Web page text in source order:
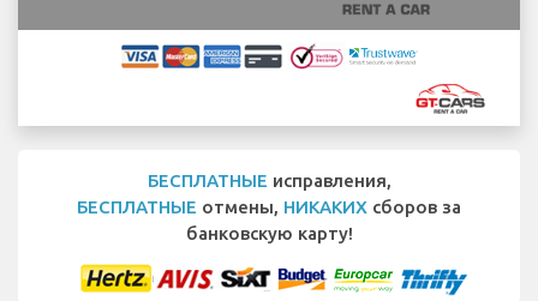
БЕСПЛАТНЫЕ исправления,
БЕСПЛАТНЫЕ отмены, НИКАКИХ сборов за
банковскую карту!